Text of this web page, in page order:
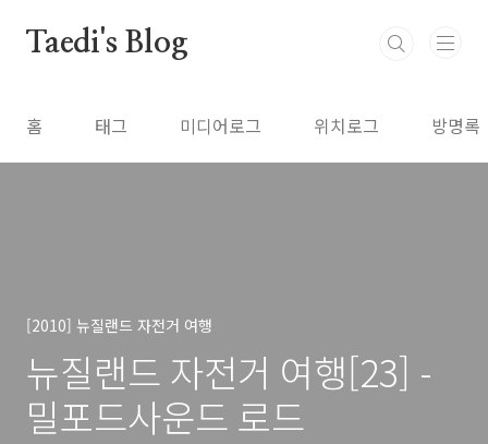
Taedi's Blog
홈 태그 미디어로그 위치로그 방명록
[2010] 뉴질랜드 자전거 여행
뉴질랜드 자전거 여행[23] -
밀포드사운드 로드